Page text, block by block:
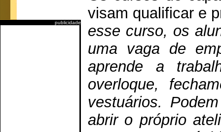
publicidade
visam qualificar e
esse curso, os
uma vaga de
aprende a
overloque,
vestuários.
abrir o próprio